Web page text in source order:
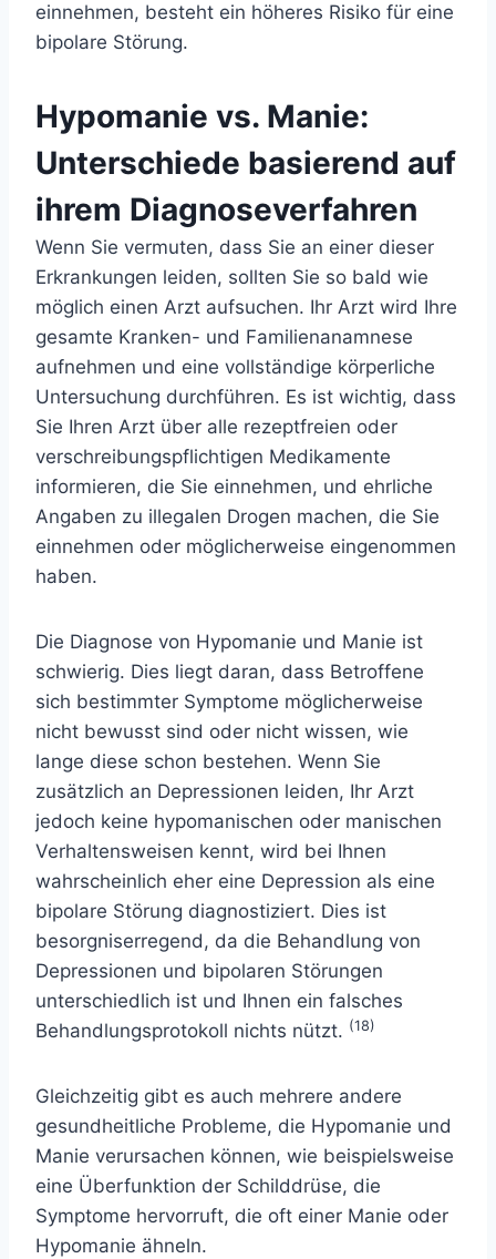
einnehmen, besteht ein höheres Risiko für eine
bipolare Störung.
Hypomanie vs. Manie:
Unterschiede basierend auf
ihrem Diagnoseverfahren
Wenn Sie vermuten, dass Sie an einer dieser
Erkrankungen leiden, sollten Sie so bald wie
möglich einen Arzt aufsuchen. Ihr Arzt wird Ihre
gesamte Kranken- und Familienanamnese
aufnehmen und eine vollständige körperliche
Untersuchung durchführen. Es ist wichtig, dass
Sie Ihren Arzt über alle rezeptfreien oder
verschreibungspflichtigen Medikamente
informieren, die Sie einnehmen, und ehrliche
Angaben zu illegalen Drogen machen, die Sie
einnehmen oder möglicherweise eingenommen
haben.
Die Diagnose von Hypomanie und Manie ist
schwierig. Dies liegt daran, dass Betroffene
sich bestimmter Symptome möglicherweise
nicht bewusst sind oder nicht wissen, wie
lange diese schon bestehen. Wenn Sie
zusätzlich an Depressionen leiden, Ihr Arzt
jedoch keine hypomanischen oder manischen
Verhaltensweisen kennt, wird bei Ihnen
wahrscheinlich eher eine Depression als eine
bipolare Störung diagnostiziert. Dies ist
besorgniserregend, da die Behandlung von
Depressionen und bipolaren Störungen
unterschiedlich ist und Ihnen ein falsches
Behandlungsprotokoll nichts nützt. (18)
Gleichzeitig gibt es auch mehrere andere
gesundheitliche Probleme, die Hypomanie und
Manie verursachen können, wie beispielsweise
eine Überfunktion der Schilddrüse, die
Symptome hervorruft, die oft einer Manie oder
Hypomanie ähneln.